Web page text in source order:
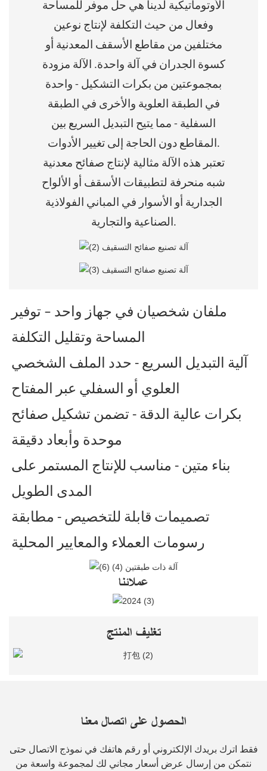
الأوتوماتيكية لدينا هي حل موفر للمساحة
وفعال من حيث التكلفة لإنتاج نوعين
مختلفين من مقاطع الأسقف المعدنية أو
كسوة الجدران في آلة واحدة. الآلة مزودة
بمجموعتين من بكرات التشكيل - واحدة
في الطبقة العلوية والأخرى في الطبقة
السفلية - مما يتيح التبديل السريع بين
المقاطع دون الحاجة إلى تغيير الأدوات.
تعتبر هذه الآلة مثالية لإنتاج صفائح معدنية
شبه منحرفة لتطبيقات الأسقف أو الألواح
الجدارية أو الأسوار في المباني الفولاذية
الصناعية والتجارية.
ملفان شخصيان في جهاز واحد – توفير
المساحة وتقليل التكلفة
آلية التبديل السريع - حدد الملف الشخصي
العلوي أو السفلي عبر المفتاح
بكرات عالية الدقة - تضمن تشكيل صفائح
موحدة وأبعاد دقيقة
بناء متين - مناسب للإنتاج المستمر على
المدى الطويل
تصميمات قابلة للتخصيص - مطابقة
رسومات العملاء والمعايير المحلية
عملائنا
تغليف المنتج
الحصول على اتصال معنا
فقط اترك بريدك الإلكتروني أو رقم هاتفك في نموذج الاتصال حتى
نتمكن من إرسال عرض أسعار مجاني لك لمجموعة واسعة من